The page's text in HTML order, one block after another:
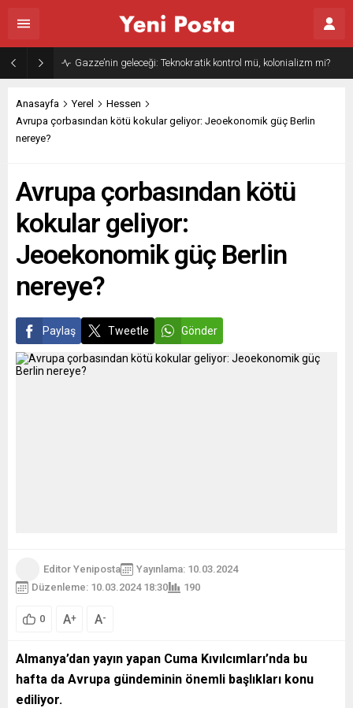
Gazze’nin geleceği: Teknokratik kontrol mü, kolonializm mi?
Anasayfa Yerel
Hessen
Avrupa çorbasından kötü kokular geliyor: Jeoekonomik güç Berlin
nereye?
Avrupa çorbasından kötü
kokular geliyor:
Jeoekonomik güç Berlin
nereye?
Paylaş Tweetle Gönder
Editor Yeniposta
Yayınlama: 10.03.2024
Düzenleme: 10.03.2024 18:30
190
0 A+ A-
Almanya’dan yayın yapan Cuma Kıvılcımları’nda bu
hafta da Avrupa gündeminin önemli başlıkları konu
ediliyor.